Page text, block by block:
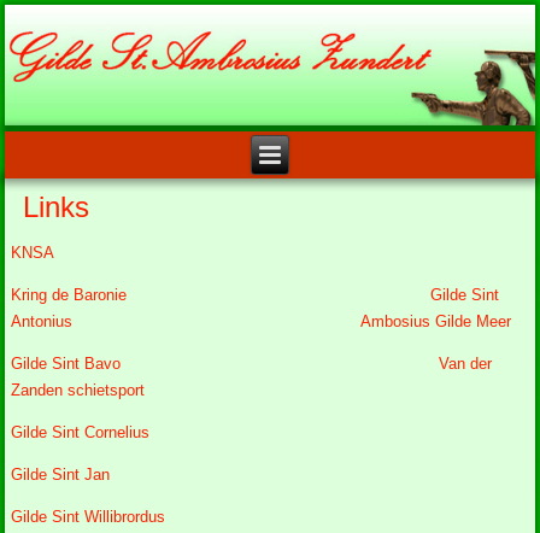
Links
KNSA
Kring de Baronie
Gilde Sint
Antonius
Ambosius Gilde Meer
Gilde Sint Bavo
Van der
Zanden schietsport
Gilde Sint Cornelius
Gilde Sint Jan
Gilde Sint Willibrordus